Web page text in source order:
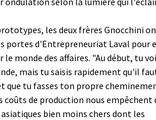
les deux frères Gnocchini
portes d'Entrepreneuriat Laval pour
le monde des affaires. "Au début, tu
mais tu saisis rapidement qu'il
que tu fasses ton propre
coûts de production nous empêchent
bien moins chers dont les